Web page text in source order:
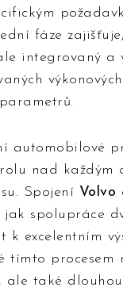
fáze
integrovaný a
automobilové
nad každým
Spojení Volvo
spolupráce
k excelentním
tímto procesem
ale také